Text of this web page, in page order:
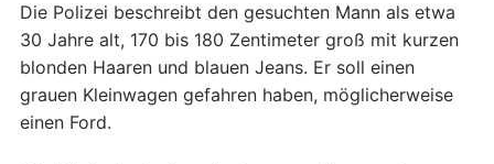
Die Polizei beschreibt den gesuchten Mann als etwa
30 Jahre alt, 170 bis 180 Zentimeter groß mit kurzen
blonden Haaren und blauen Jeans. Er soll einen
grauen Kleinwagen gefahren haben, möglicherweise
einen Ford.